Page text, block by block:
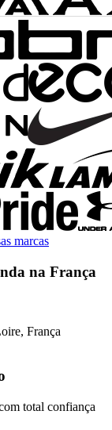
marcas
na França
França
total confiança